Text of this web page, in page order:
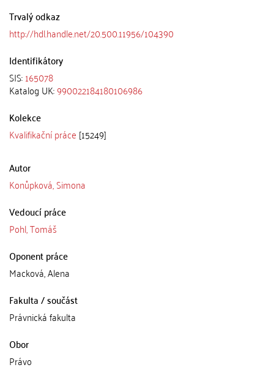
Trvalý odkaz
http://hdl.handle.net/20.500.11956/104390
Identifikátory
SIS:165078
Katalog UK:990022184180106986
Kolekce
Kvalifikační práce [15249]
Autor
Konůpková, Simona
Vedoucí práce
Pohl, Tomáš
Oponent práce
Macková, Alena
Fakulta / součást
Právnická fakulta
Obor
Právo